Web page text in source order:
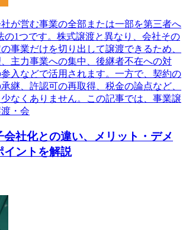
が営む事業の全部または一部を第三者へ
1つです。株式譲渡と異なり、会社その
事業だけを切り出して譲渡できるため、
主力事業への集中、後継者不在への対
入などで活用されます。一方で、契約の
継、許認可の再取得、税金の論点など、
なくありません。この記事では、事業譲
・会
社化との違い、メリット・デメ
イントを解説